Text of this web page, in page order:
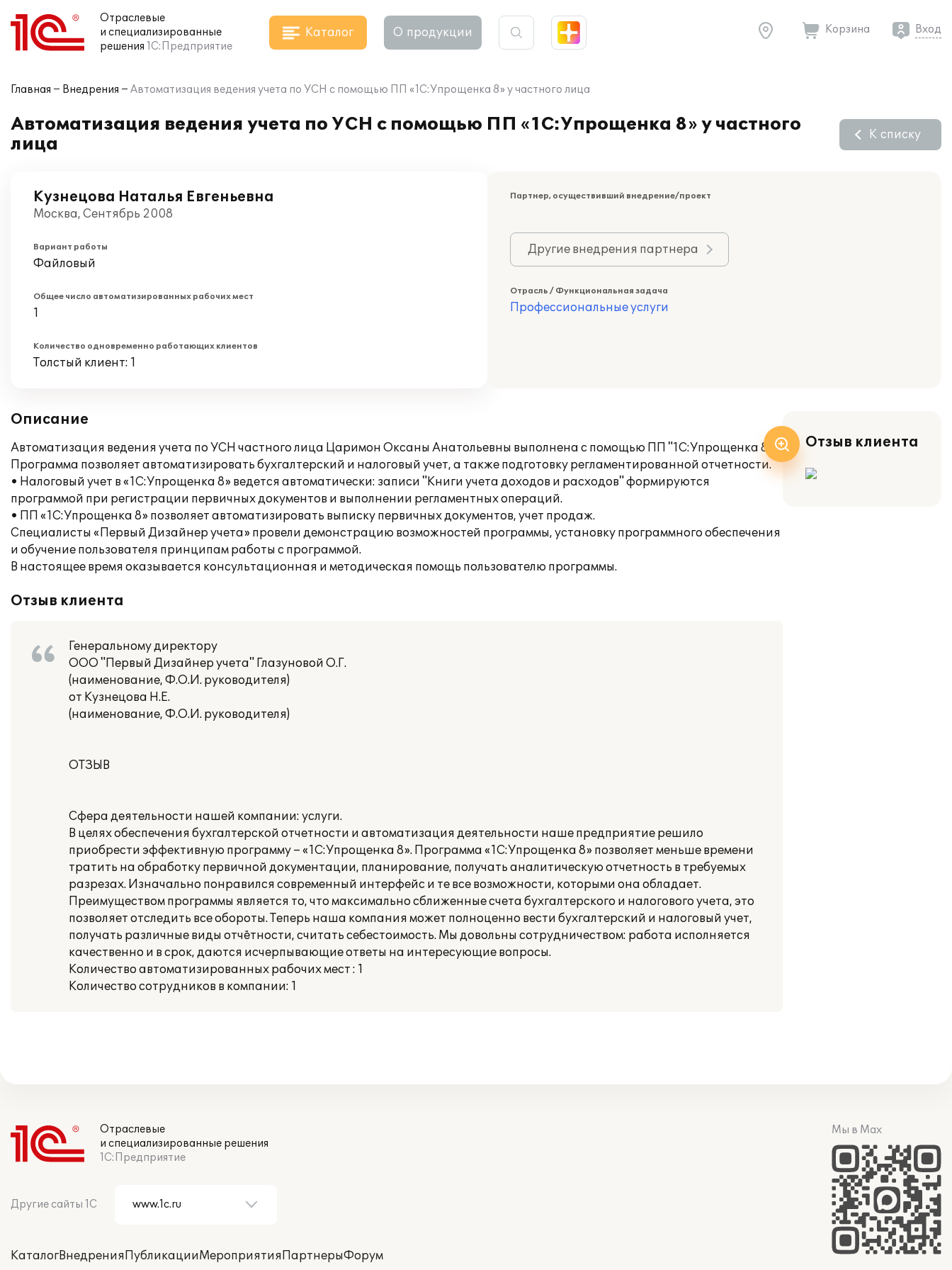
Отраслевые
и специализированные
решения 1С:Предприятие
Каталог О продукции Корзина Вход
Главная Внедрения Автоматизация ведения учета по УСН с помощью ПП «1С:Упрощенка 8» у частного лица
Автоматизация ведения учета по УСН с помощью ПП «1С:Упрощенка 8» у частного
лица
К списку
Кузнецова Наталья Евгеньевна
Москва, Сентябрь 2008
Вариант работы
Файловый
Общее число автоматизированных рабочих мест
1
Количество одновременно работающих клиентов
Толстый клиент: 1
Партнер, осуществивший внедрение/проект
Другие внедрения партнера
Отрасль / Функциональная задача
Профессиональные услуги
Описание
Автоматизация ведения учета по УСН частного лица Царимон Оксаны Анатольевны выполнена с помощью ПП "1С:Упрощенка 8".
Программа позволяет автоматизировать бухгалтерский и налоговый учет, а также подготовку регламентированной отчетности.
• Налоговый учет в «1С:Упрощенка 8» ведется автоматически: записи "Книги учета доходов и расходов" формируются
программой при регистрации первичных документов и выполнении регламентных операций.
• ПП «1С:Упрощенка 8» позволяет автоматизировать выписку первичных документов, учет продаж.
Специалисты «Первый Дизайнер учета» провели демонстрацию возможностей программы, установку программного обеспечения
и обучение пользователя принципам работы с программой.
В настоящее время оказывается консультационная и методическая помощь пользователю программы.
Отзыв клиента
Генеральному директору
ООО "Первый Дизайнер учета" Глазуновой О.Г.
(наименование, Ф.О.И. руководителя)
от Кузнецова Н.Е.
(наименование, Ф.О.И. руководителя)
ОТЗЫВ
Сфера деятельности нашей компании: услуги.
В целях обеспечения бухгалтерской отчетности и автоматизация деятельности наше предприятие решило
приобрести эффективную программу – «1С:Упрощенка 8». Программа «1С:Упрощенка 8» позволяет меньше времени
тратить на обработку первичной документации, планирование, получать аналитическую отчетность в требуемых
разрезах. Изначально понравился современный интерфейс и те все возможности, которыми она обладает.
Преимуществом программы является то, что максимально сближенные счета бухгалтерского и налогового учета, это
позволяет отследить все обороты. Теперь наша компания может полноценно вести бухгалтерский и налоговый учет,
получать различные виды отчётности, считать себестоимость. Мы довольны сотрудничеством: работа исполняется
качественно и в срок, даются исчерпывающие ответы на интересующие вопросы.
Количество автоматизированных рабочих мест : 1
Количество сотрудников в компании: 1
Отзыв клиента
Отраслевые
и специализированные решения
1С:Предприятие
Другие сайты 1С
КаталогВнедренияПубликацииМероприятияПартнерыФорум
Мы в Max